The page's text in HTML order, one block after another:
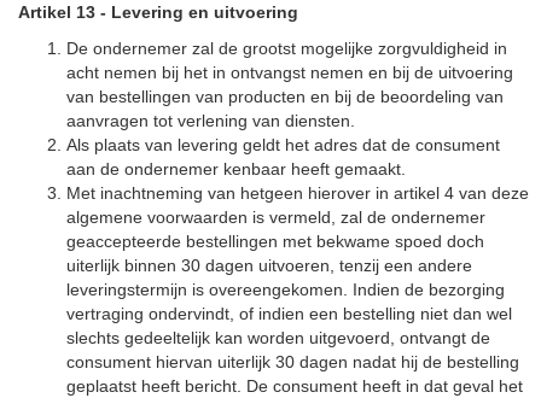
Artikel 13 - Levering en uitvoering
De ondernemer zal de grootst mogelijke zorgvuldigheid in
acht nemen bij het in ontvangst nemen en bij de uitvoering
van bestellingen van producten en bij de beoordeling van
aanvragen tot verlening van diensten.
Als plaats van levering geldt het adres dat de consument
aan de ondernemer kenbaar heeft gemaakt.
Met inachtneming van hetgeen hierover in artikel 4 van deze
algemene voorwaarden is vermeld, zal de ondernemer
geaccepteerde bestellingen met bekwame spoed doch
uiterlijk binnen 30 dagen uitvoeren, tenzij een andere
leveringstermijn is overeengekomen. Indien de bezorging
vertraging ondervindt, of indien een bestelling niet dan wel
slechts gedeeltelijk kan worden uitgevoerd, ontvangt de
consument hiervan uiterlijk 30 dagen nadat hij de bestelling
geplaatst heeft bericht. De consument heeft in dat geval het